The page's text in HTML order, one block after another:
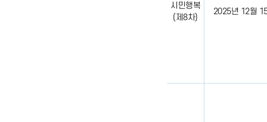
시민행복
(제8차)
2025년 12월